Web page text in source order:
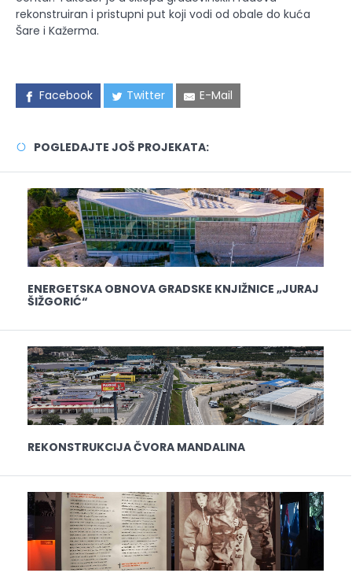
rekonstruiran i pristupni put koji vodi od obale do kuća
Šare i Kažerma.
Facebook Twitter E-Mail
POGLEDAJTE JOŠ PROJEKATA:
ENERGETSKA OBNOVA GRADSKE KNJIŽNICE „JURAJ
ŠIŽGORIĆ“
REKONSTRUKCIJA ČVORA MANDALINA